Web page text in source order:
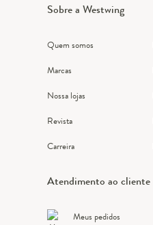
Sobre a Westwing
Quem somos
Marcas
Nossa lojas
Revista
Carreira
Atendimento ao cliente
Meus pedidos